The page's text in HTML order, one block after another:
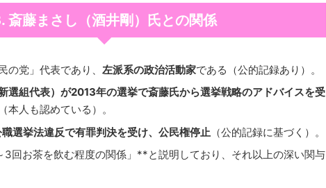
斎藤まさし（酒井剛）氏との関係
の党」代表であり、 左派系の政治活動家である（公的記録あり）。
選組代表）が2013年の選挙で斎藤氏から選挙戦略のアドバイスを受
（本人も認めている）。
選挙法違反で有罪判決を受け、公民権停止 （公的記録に基づく）。
回お茶を飲む程度の関係」**と説明しており、それ以上の深い関与